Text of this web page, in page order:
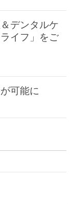
デンタルケ
イフ」をご
可能に